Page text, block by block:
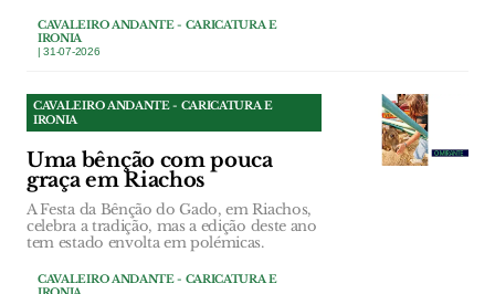
CAVALEIRO ANDANTE - CARICATURA E
IRONIA
| 31-07-2026
CAVALEIRO ANDANTE - CARICATURA E
IRONIA
Uma bênção com pouca
graça em Riachos
A Festa da Bênção do Gado, em Riachos,
celebra a tradição, mas a edição deste ano
tem estado envolta em polémicas.
CAVALEIRO ANDANTE - CARICATURA E